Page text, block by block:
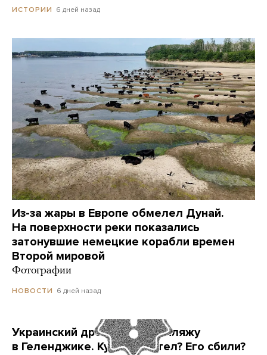
ИСТОРИИ 6 дней назад
Из-за жары в Европе обмелел Дунай.
На поверхности реки показались
затонувшие немецкие корабли времен
Второй мировой
Фотографии
НОВОСТИ 6 дней назад
Украинский дрон попал по пляжу
в Геленджике. Куда он летел? Его сбили?